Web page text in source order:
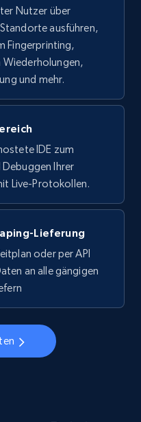
Followers,
Specialties, and
Gratis testen
account, Is
Gratis testen
profile
Nutzer über
ausführen,
Fingerprinting,
und mehr.
IDE zum
Ihrer
Live-Protokollen.
Lieferung
oder per API
an alle gängigen